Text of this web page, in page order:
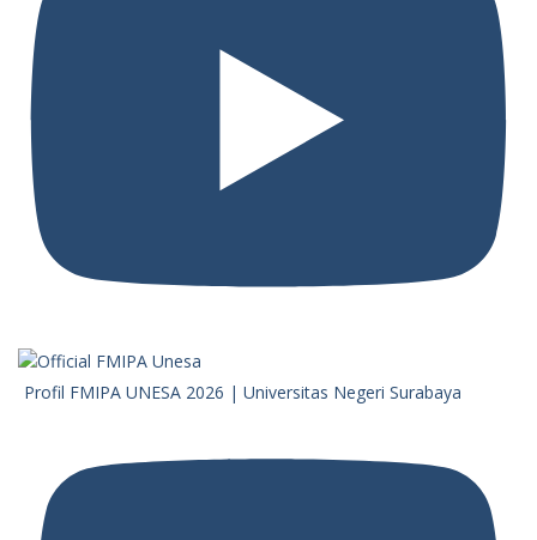
Profil FMIPA UNESA 2026 | Universitas Negeri Surabaya